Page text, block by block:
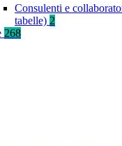
Consulenti e
tabelle) 2
268